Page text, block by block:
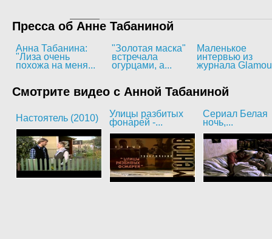
Пресса об Анне Табаниной
Анна Табанина:
"Лиза очень
похожа на меня...
"Золотая маска"
встречала
огурцами, а...
Маленькое
интервью из
журнала
Смотрите видео с Анной Табаниной
Настоятель (2010)
Улицы разбитых
фонарей -...
Сериал Белая
ночь,...